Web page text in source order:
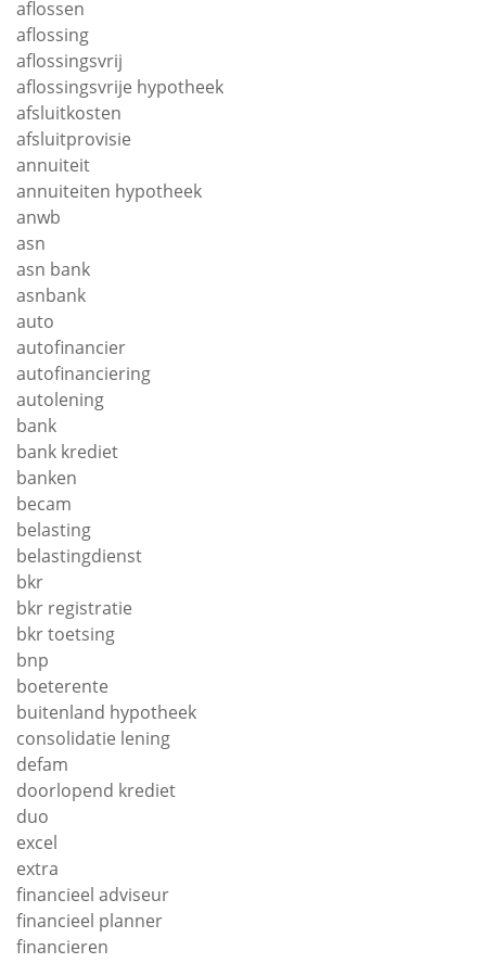
aflossen
aflossing
aflossingsvrij
aflossingsvrije hypotheek
afsluitkosten
afsluitprovisie
annuiteit
annuiteiten hypotheek
anwb
asn
asn bank
asnbank
auto
autofinancier
autofinanciering
autolening
bank
bank krediet
banken
becam
belasting
belastingdienst
bkr
bkr registratie
bkr toetsing
bnp
boeterente
buitenland hypotheek
consolidatie lening
defam
doorlopend krediet
duo
excel
extra
financieel adviseur
financieel planner
financieren